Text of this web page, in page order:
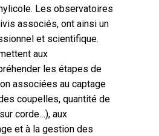
Les observatoires
associés, ont ainsi un
et scientifique.
aux
les étapes de
associées au captage
coupelles, quantité de
corde…), aux
et à la gestion des